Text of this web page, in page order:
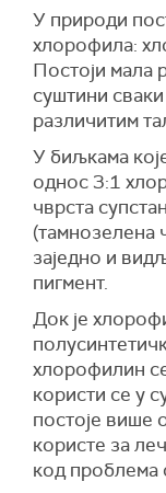
У природи
хлорофила:
Постоји мала
суштини
различитим
У биљкама
однос 3:1
чврста
(тамнозелена
заједно и
пигмент.
Док је
хлорофилин
користи се у
постоје више
користе за
код проблема